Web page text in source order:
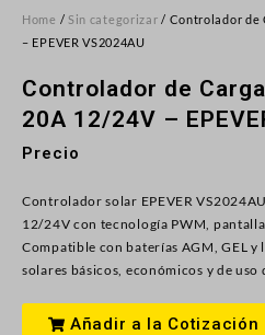
Home / Sin categorizar / Controlador de
– EPEVER VS2024AU
Controlador de
20A 12/24V –
Precio
Controlador solar EPEVER
12/24V con tecnología PWM,
Compatible con baterías AGM, GEL y
solares básicos, económicos y de uso
Añadir a la Cotización